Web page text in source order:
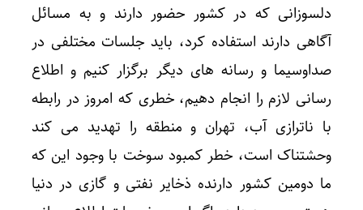
دلسوزانی که در کشور حضور دارند و به مسائل
آگاهی دارند استفاده کرد، باید جلسات مختلفی در
صداوسیما و رسانه های دیگر برگزار کنیم و اطلاع
رسانی لازم را انجام دهیم، خطری که امروز در رابطه
با ناترازی آب، تهران و منطقه را تهدید می کند
وحشتناک است، خطر کمبود سوخت با وجود این که
ما دومین کشور دارنده ذخایر نفتی و گازی در دنیا